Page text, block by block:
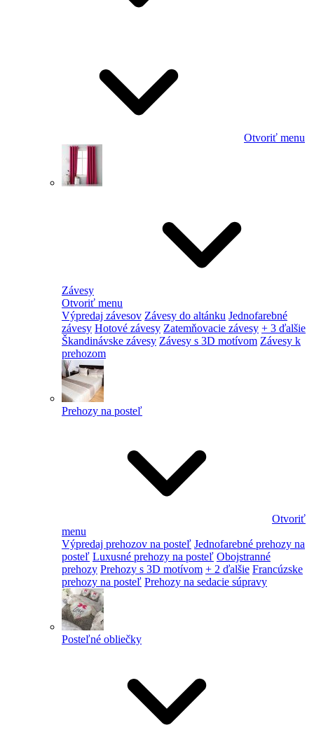
Otvoriť menu
Závesy
Otvoriť menu
Výpredaj závesov Závesy do altánku Jednofarebné
závesy Hotové závesy Zatemňovacie závesy + 3 ďalšie
Škandinávske závesy Závesy s 3D motívom Závesy k
prehozom
Prehozy na posteľ
Otvoriť
menu
Výpredaj prehozov na posteľ Jednofarebné prehozy na
posteľ Luxusné prehozy na posteľ Obojstranné
prehozy Prehozy s 3D motívom + 2 ďalšie Francúzske
prehozy na posteľ Prehozy na sedacie súpravy
Posteľné obliečky